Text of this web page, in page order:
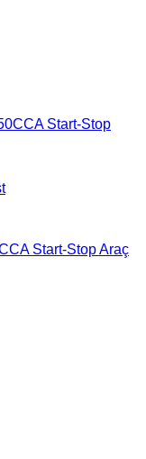
Start-Stop Araç